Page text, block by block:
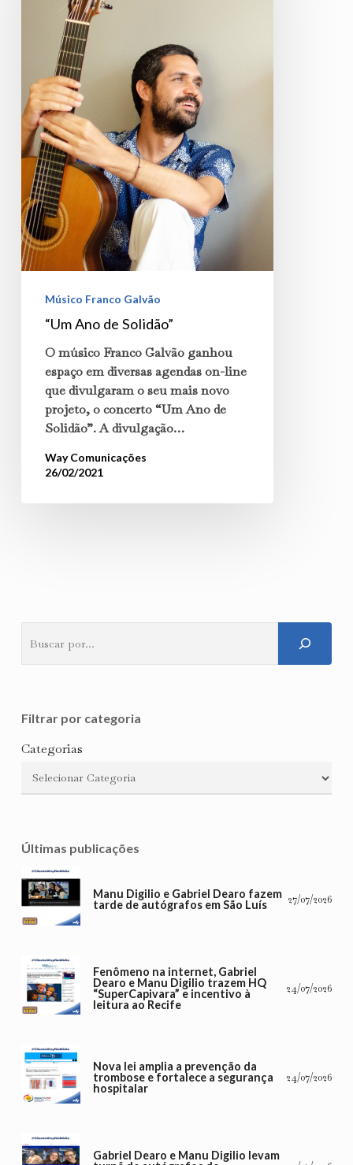
Solidão”
Músico Franco Galvão
“Um Ano de Solidão”
O músico Franco Galvão ganhou
espaço em diversas agendas on-line
que divulgaram o seu mais novo
projeto, o concerto “Um Ano de
Solidão”. A divulgação…
Way Comunicações
26/02/2021
Filtrar por categoria
Categorias
Últimas publicações
Manu Digilio e Gabriel Dearo fazem
tarde de autógrafos em São Luís
27/07/2026
Fenômeno na internet, Gabriel
Dearo e Manu Digilio trazem HQ
“SuperCapivara” e incentivo à
leitura ao Recife
24/07/2026
Nova lei amplia a prevenção da
trombose e fortalece a segurança
hospitalar
24/07/2026
Gabriel Dearo e Manu Digilio levam